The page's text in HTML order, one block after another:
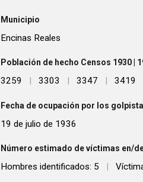
Municipio
Encinas Reales
Población de hecho Censos 1930 |
3259 | 3303 | 3347 | 3419
Fecha de ocupación por los
19 de julio de 1936
Número estimado de víctimas en/
Hombres identificados: 5 |